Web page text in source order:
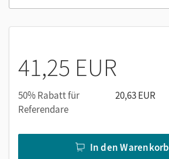
lernen.cornelsen.de
41,25 EUR
50% Rabatt für
Referendare
20,63 EUR
In den Warenkorb